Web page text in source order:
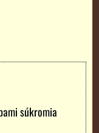
súkromia